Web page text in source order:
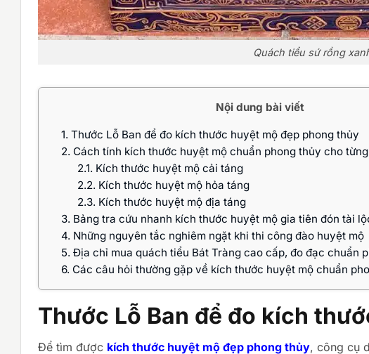
Quách tiểu sứ rồng
Nội dung bài viết
1. Thước Lỗ Ban để đo kích thước huyệt mộ đẹp phong thủy
2. Cách tính kích thước huyệt mộ chuẩn phong thủy cho
2.1. Kích thước huyệt mộ cải táng
2.2. Kích thước huyệt mộ hỏa táng
2.3. Kích thước huyệt mộ địa táng
3. Bảng tra cứu nhanh kích thước huyệt mộ gia tiên đón tài
4. Những nguyên tắc nghiêm ngặt khi thi công đào huyệt mộ
5. Địa chỉ mua quách tiểu Bát Tràng cao cấp, đo đạc chuẩn
6. Các câu hỏi thường gặp về kích thước huyệt mộ chuẩn
Thước Lỗ Ban để đo kích
Để tìm được kích thước huyệt mộ đẹp phong thủy, công cụ